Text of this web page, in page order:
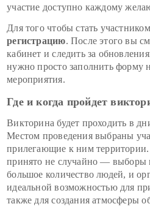
участие доступно каждому
Для того чтобы стать
регистрацию. После этого вы
кабинет и следить за
нужно просто заполнить форму
мероприятия.
Где и когда пройдет
Викторина будет проходить в
Местом проведения выбраны
прилегающие к ним
принято не случайно — выборы
большое количество людей, и
идеальной возможностью для
также для создания атмосферы